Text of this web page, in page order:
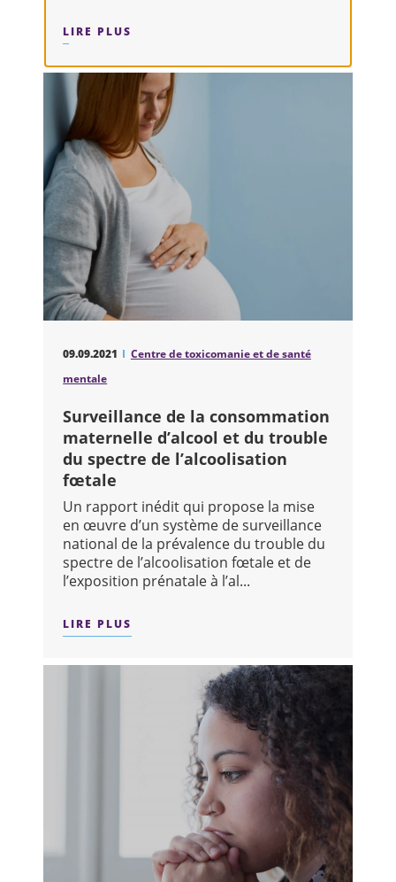
LIRE PLUS
09.09.2021
Centre de toxicomanie et de santé
mentale
Surveillance de la consommation
maternelle d’alcool et du trouble
du spectre de l’alcoolisation
fœtale
Un rapport inédit qui propose la mise
en œuvre d’un système de surveillance
national de la prévalence du trouble du
spectre de l’alcoolisation fœtale et de
l’exposition prénatale à l’al...
LIRE PLUS